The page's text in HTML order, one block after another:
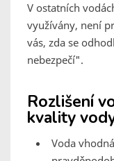
V ostatních
využívány, není
vás, zda se
nebezpečí".
Rozlišení
kvality
Voda